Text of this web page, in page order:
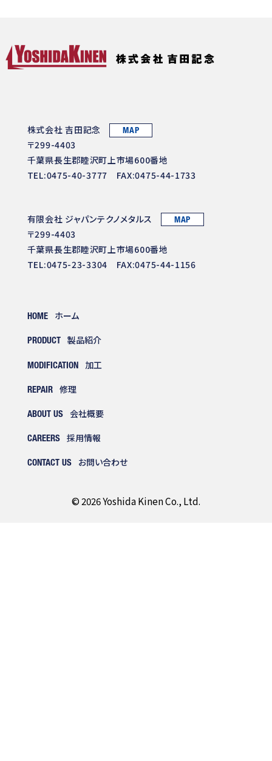
株式会社 吉田記念 MAP
〒299-4403
千葉県長生郡睦沢町上市場600番地
TEL:0475-40-3777 FAX:0475-44-1733
有限会社 ジャパンテクノメタルス MAP
〒299-4403
千葉県長生郡睦沢町上市場600番地
TEL:0475-23-3304 FAX:0475-44-1156
HOME ホーム
PRODUCT 製品紹介
MODIFICATION 加工
REPAIR 修理
ABOUT US 会社概要
CAREERS 採用情報
CONTACT US お問い合わせ
© 2026 Yoshida Kinen Co., Ltd.